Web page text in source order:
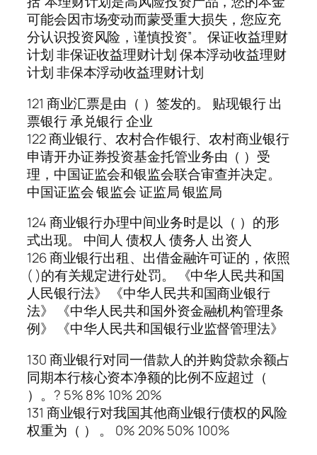
可能会因市场变动而蒙受重大损失，您应充
分认识投资风险，谨慎投资”。 保证收益理财
计划 非保证收益理财计划 保本浮动收益理财
计划 非保本浮动收益理财计划
121 商业汇票是由（ ）签发的。 贴现银行 出
票银行 承兑银行 企业
122 商业银行、农村合作银行、农村商业银行
申请开办证券投资基金托管业务由（ ）受
理，中国证监会和银监会联合审查并决定。
中国证监会 银监会 证监局 银监局
124 商业银行办理中间业务时是以（ ）的形
式出现。 中间人 债权人 债务人 出资人
126 商业银行出租、出借金融许可证的，依照
( )的有关规定进行处罚。 《中华人民共和国
人民银行法》 《中华人民共和国商业银行
法》 《中华人民共和国外资金融机构管理条
例》 《中华人民共和国银行业监督管理法》
130 商业银行对同一借款人的并购贷款余额占
同期本行核心资本净额的比例不应超过（
）。? 5% 8% 10% 20%
131 商业银行对我国其他商业银行债权的风险
权重为（ ） 。 0% 20% 50% 100%